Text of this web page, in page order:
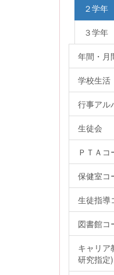
２学年
３学年
年間・月
学校生活
行事アル
生徒会
ＰＴＡコ
保健室コ
生徒指導
図書館コ
キャリア
研究指定)